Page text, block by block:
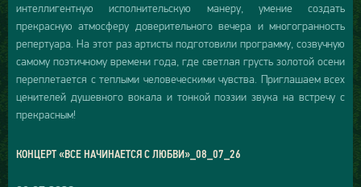
интеллигентную исполнительскую манеру, умение создать
прекрасную атмосферу доверительного вечера и многогранность
репертуара. На этот раз артисты подготовили программу, созвучную
самому поэтичному времени года, где светлая грусть золотой осени
переплетается с теплыми человеческими чувства. Приглашаем всех
ценителей душевного вокала и тонкой поэзии звука на встречу с
прекрасным!
КОНЦЕРТ «ВСЕ НАЧИНАЕТСЯ С ЛЮБВИ»_08_07_26